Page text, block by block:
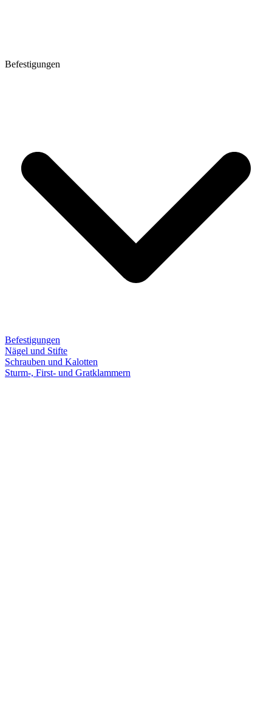
Befestigungen
Befestigungen
Nägel und Stifte
Schrauben und Kalotten
Sturm-, First- und Gratklammern